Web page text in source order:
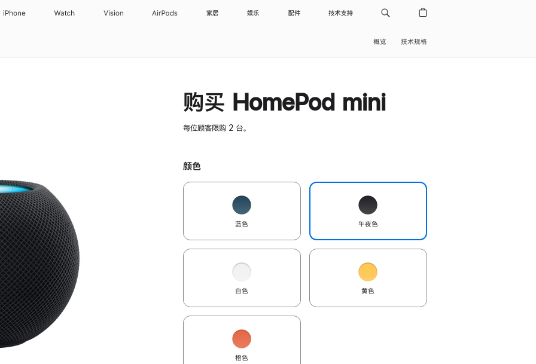
iPhone Watch Vision AirPods 家居 娱乐 配件 技术支持
概览 技术规格
购买 HomePod mini
每位顾客限购 2 台。
颜色
蓝色 午夜色
白色 黄色
橙色